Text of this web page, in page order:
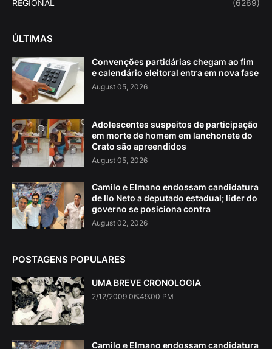
REGIONAL (6269)
ÚLTIMAS
Convenções partidárias chegam ao fim
e calendário eleitoral entra em nova fase
August 05, 2026
Adolescentes suspeitos de participação
em morte de homem em lanchonete do
Crato são apreendidos
August 05, 2026
Camilo e Elmano endossam candidatura
de Ilo Neto a deputado estadual; líder do
governo se posiciona contra
August 02, 2026
POSTAGENS POPULARES
UMA BREVE CRONOLOGIA
2/12/2009 06:49:00 PM
Camilo e Elmano endossam candidatura